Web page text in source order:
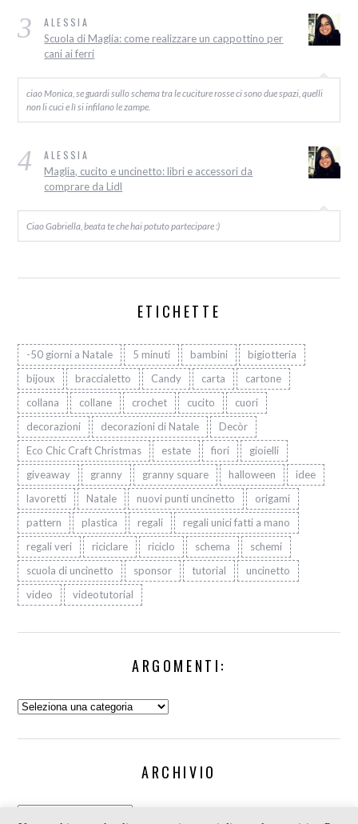
3 ALESSIA
Scuola di Maglia: come realizzare un cappottino per
cani ai ferri
ciao Monica, se guardi sullo schema tra le cuciture rosse ci sono due spazi, quelli
non li cuci e lì si infilano le zampe.
4 ALESSIA
Maglia, cucito e uncinetto: libri e accessori da
comprare da Lidl
Ciao Gabriella, beata te che hai potuto partecipare :)
ETICHETTE
-50 giorni a Natale 5 minuti bambini
bigiotteria
bijoux
braccialetto Candy carta
cartone
collana
collane crochet cucito
cuori
decorazioni
decorazioni di Natale
Decòr
Eco Chic Craft Christmas
estate fiori
gioielli
giveaway
granny granny square halloween
idee
lavoretti
Natale nuovi punti uncinetto
origami
pattern
plastica regali
regali unici fatti a mano
regali veri
riciclare riciclo schema
schemi
scuola di uncinetto
sponsor tutorial
uncinetto
video
videotutorial
ARGOMENTI:
Argomenti:
ARCHIVIO
Archivio